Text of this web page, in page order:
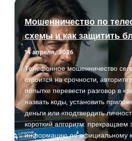
какие
ниши
растут
и
почему
это
важно
Мошенничество по
схемы и как защитить
14 апреля, 2026
Телефонное мошенничество
строится на срочности,
попытке перевести разговор в
назвать коды, установить
деньги или «подтвердить
короткий алгоритм: прекращаем
информацию по официальному